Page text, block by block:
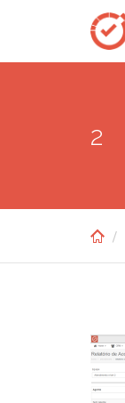
main
2